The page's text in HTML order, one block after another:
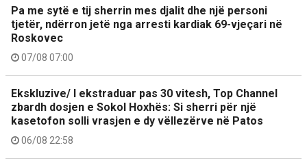
Pa me sytë e tij sherrin mes djalit dhe një personi
tjetër, ndërron jetë nga arresti kardiak 69-vjeçari në
Roskovec
07/08 07:00
Ekskluzive/ I ekstraduar pas 30 vitesh, Top Channel
zbardh dosjen e Sokol Hoxhës: Si sherri për një
kasetofon solli vrasjen e dy vëllezërve në Patos
06/08 22:58